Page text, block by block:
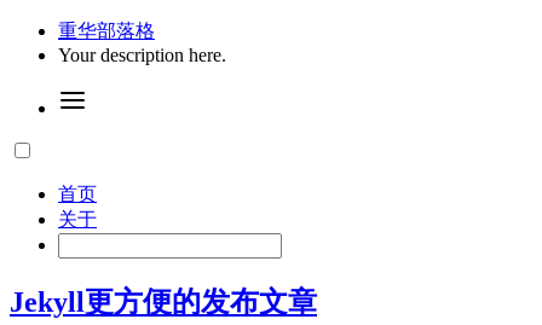
重华部落格
Your description here.
首页
关于
Jekyll更方便的发布文章